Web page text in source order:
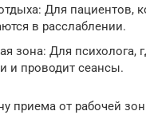
Для пациентов,
в расслаблении.
зона: Для психолога,
и проводит сеансы.
приема от рабочей